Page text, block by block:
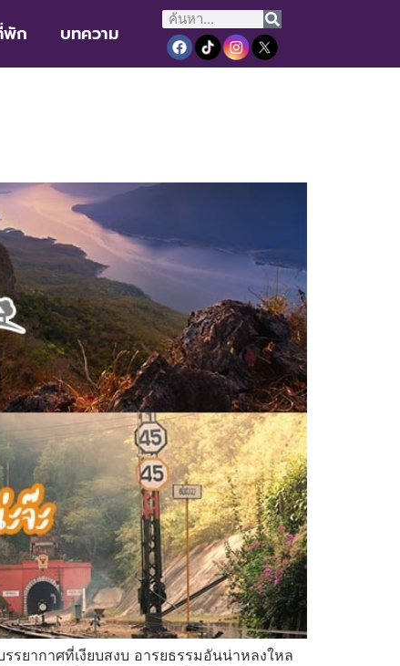
พัก บทความ
ยากาศที่เงียบสงบ อารยธรรมอันน่าหลงใหล